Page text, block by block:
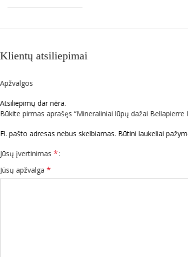
Klientų atsiliepimai
Apžvalgos
Atsiliepimų dar nėra.
Būkite pirmas aprašęs “Mineraliniai lūpų dažai Bellapierre
El. pašto adresas nebus skelbiamas. Būtini laukeliai
Jūsų įvertinimas *
Jūsų apžvalga *